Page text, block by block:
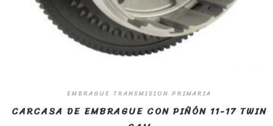
EMBRAGUE TRANSMISION PRIMARIA
CARCASA DE EMBRAGUE CON PIÑÓN 11-17 TWIN